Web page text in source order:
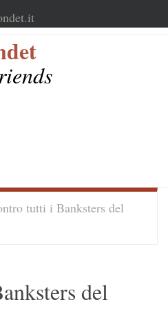
tutti i Banksters del
del